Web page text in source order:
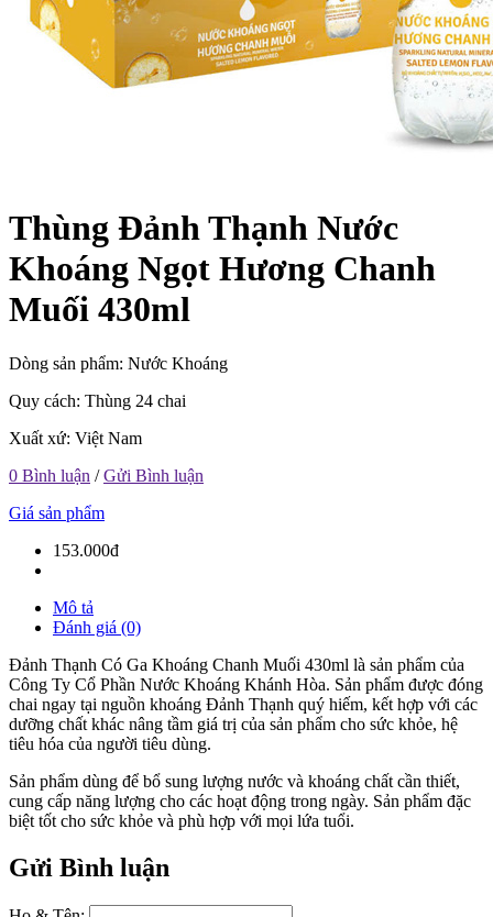
Thùng Đảnh Thạnh Nước
Khoáng Ngọt Hương Chanh
Muối 430ml
Dòng sản phẩm: Nước Khoáng
Quy cách: Thùng 24 chai
Xuất xứ: Việt Nam
0 Bình luận /Gửi Bình luận
Giá sản phẩm
153.000đ
Mô tả
Đánh giá (0)
Đảnh Thạnh Có Ga Khoáng Chanh Muối 430ml là sản phẩm của
Công Ty Cổ Phần Nước Khoáng Khánh Hòa. Sản phẩm được đóng
chai ngay tại nguồn khoáng Đảnh Thạnh quý hiếm, kết hợp với các
dưỡng chất khác nâng tầm giá trị của sản phẩm cho sức khỏe, hệ
tiêu hóa của người tiêu dùng.
Sản phẩm dùng để bổ sung lượng nước và khoáng chất cần thiết,
cung cấp năng lượng cho các hoạt động trong ngày. Sản phẩm đặc
biệt tốt cho sức khỏe và phù hợp với mọi lứa tuổi.
Gửi Bình luận